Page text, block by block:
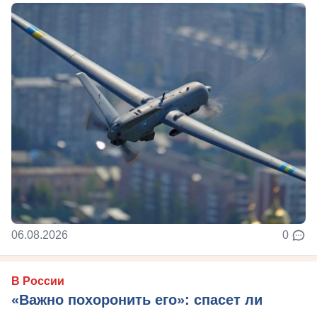
06.08.2026 0
В России
«Важно похоронить его»: спасет ли